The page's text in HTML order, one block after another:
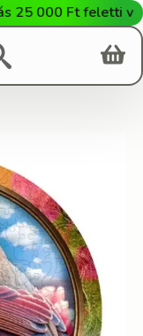
000 Ft feletti